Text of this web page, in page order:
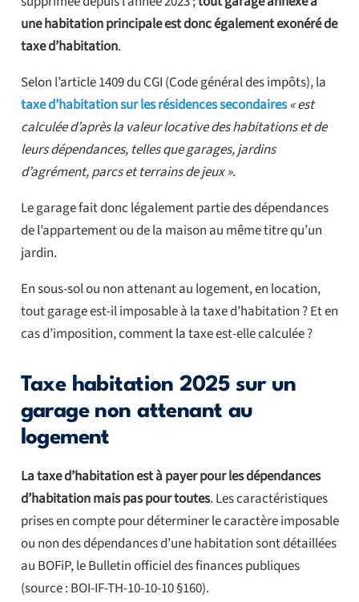
une habitation principale est donc également exonéré de
taxe d’habitation.
Selon l’article 1409 du CGI (Code général des impôts), la
taxe d’habitation sur les résidences secondaires« est
calculée d’après la valeur locative des habitations et de
leurs dépendances, telles que garages, jardins
d’agrément, parcs et terrains de jeux ».
Le garage fait donc légalement partie des dépendances
de l’appartement ou de la maison au même titre qu’un
jardin.
En sous-sol ou non attenant au logement, en location,
tout garage est-il imposable à la taxe d’habitation ? Et en
cas d’imposition, comment la taxe est-elle calculée ?
Taxe habitation 2025 sur un
garage non attenant au
logement
La taxe d’habitation est à payer pour les dépendances
d’habitation mais pas pour toutes. Les caractéristiques
prises en compte pour déterminer le caractère imposable
ou non des dépendances d’une habitation sont détaillées
au BOFiP, le Bulletin officiel des finances publiques
(source : BOI-IF-TH-10-10-10 §160).